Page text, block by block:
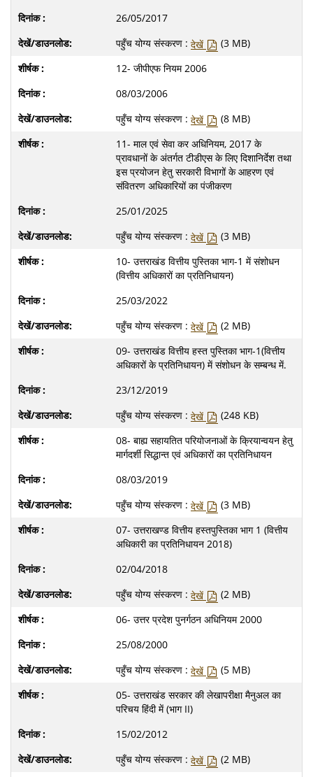
26/05/2017
पहुँच योग्य संस्करण : देखें
(3 MB)
12- जीपीएफ नियम 2006
08/03/2006
पहुँच योग्य संस्करण : देखें
(8 MB)
11- माल एवं सेवा कर अधिनियम, 2017 के
प्रावधानों के अंतर्गत टीडीएस के लिए दिशानिर्देश तथा
इस प्रयोजन हेतु सरकारी विभागों के आहरण एवं
संवितरण अधिकारियों का पंजीकरण
25/01/2025
पहुँच योग्य संस्करण : देखें
(3 MB)
10- उत्तराखंड वित्तीय पुस्तिका भाग-1 में संशोधन
(वित्तीय अधिकारों का प्रतिनिधायन)
25/03/2022
पहुँच योग्य संस्करण : देखें
(2 MB)
09- उत्तराखंड वित्तीय हस्त पुस्तिका भाग-1(वित्तीय
अधिकारों के प्रतिनिधायन) में संशोधन के सम्बन्ध में.
23/12/2019
पहुँच योग्य संस्करण : देखें
(248 KB)
08- बाह्य सहायतित परियोजनाओं के क्रियान्वयन हेतु
मार्गदर्शी सिद्धान्त एवं अधिकारों का प्रतिनिधायन
08/03/2019
पहुँच योग्य संस्करण : देखें
(3 MB)
07- उत्तराखण्ड वित्तीय हस्तपुस्तिका भाग 1 (वित्तीय
अधिकारी का प्रतिनिधायन 2018)
02/04/2018
पहुँच योग्य संस्करण : देखें
(2 MB)
06- उत्तर प्रदेश पुनर्गठन अधिनियम 2000
25/08/2000
पहुँच योग्य संस्करण : देखें
(5 MB)
05- उत्तराखंड सरकार की लेखापरीक्षा मैनुअल का
परिचय हिंदी में (भाग II)
15/02/2012
पहुँच योग्य संस्करण : देखें
(2 MB)